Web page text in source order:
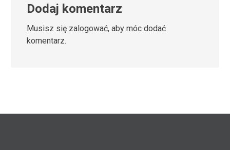
Dodaj komentarz
Musisz się zalogować, aby móc dodać
komentarz.